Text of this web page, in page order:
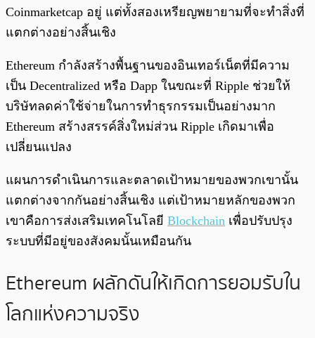
Coinmarketcap อยู่ แต่ทั้งสองเหรียญพยายามที่จะทำสิ่งที่
แตกต่างอย่างสิ้นเชิง
Ethereum กำลังสร้างพื้นฐานของอินเทอร์เน็ตที่มีความ
เป็น Decentralized หรือ Dapp ในขณะที่ Ripple ช่วยให้
บริษัทลดค่าใช้จ่ายในการทำธุรกรรมเป็นอย่างมาก
Ethereum สร้างสรรค์สิ่งใหม่ส่วน Ripple เกิดมาเพื่อ
เปลี่ยนแปลง
แผนการดำเนินการและตลาดเป้าหมายของพวกเขานั้น
แตกต่างจากกันอย่างสิ้นเชิง แต่เป้าหมายหลักของพวก
เขาคือการส่งเสริมเทคโนโลยี Blockchain เพื่อปรับปรุง
ระบบที่มีอยู่ของสังคมนั้นเหมือนกัน
Ethereum ผลักดันให้เกิดการยอมรับใน
โลกแห่งความจริง